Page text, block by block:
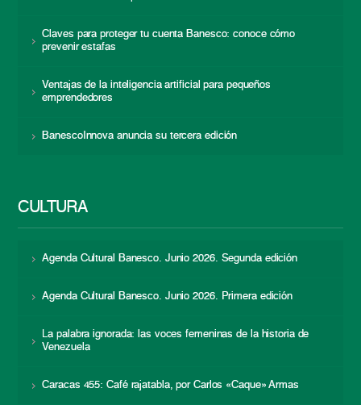
Claves para proteger tu cuenta Banesco: conoce cómo
prevenir estafas
Ventajas de la inteligencia artificial para pequeños
emprendedores
BanescoInnova anuncia su tercera edición
CULTURA
Agenda Cultural Banesco. Junio 2026. Segunda edición
Agenda Cultural Banesco. Junio 2026. Primera edición
La palabra ignorada: las voces femeninas de la historia de
Venezuela
Caracas 455: Café rajatabla, por Carlos «Caque» Armas